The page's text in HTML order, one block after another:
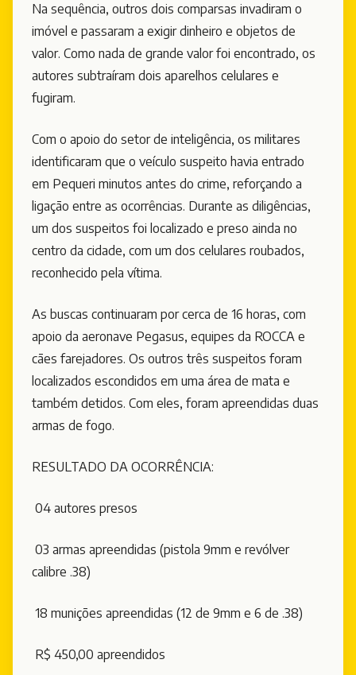
Na sequência, outros dois comparsas invadiram o
imóvel e passaram a exigir dinheiro e objetos de
valor. Como nada de grande valor foi encontrado, os
autores subtraíram dois aparelhos celulares e
fugiram.
Com o apoio do setor de inteligência, os militares
identificaram que o veículo suspeito havia entrado
em Pequeri minutos antes do crime, reforçando a
ligação entre as ocorrências. Durante as diligências,
um dos suspeitos foi localizado e preso ainda no
centro da cidade, com um dos celulares roubados,
reconhecido pela vítima.
As buscas continuaram por cerca de 16 horas, com
apoio da aeronave Pegasus, equipes da ROCCA e
cães farejadores. Os outros três suspeitos foram
localizados escondidos em uma área de mata e
também detidos. Com eles, foram apreendidas duas
armas de fogo.
RESULTADO DA OCORRÊNCIA:
04 autores presos
03 armas apreendidas (pistola 9mm e revólver
calibre .38)
18 munições apreendidas (12 de 9mm e 6 de .38)
R$ 450,00 apreendidos